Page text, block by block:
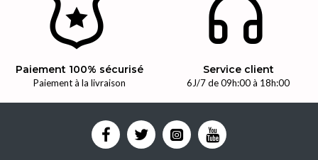
Paiement 100% sécurisé
Paiement à la livraison
Service client
6J/7 de 09h:00 à 18h:00